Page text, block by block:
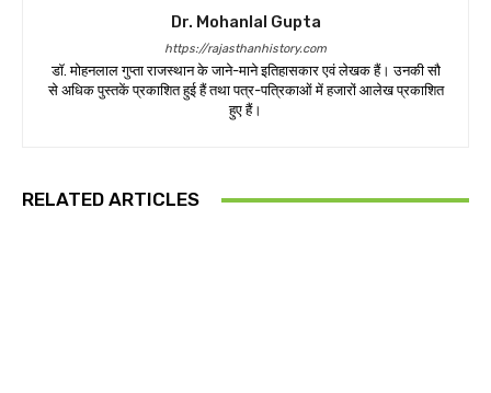
Dr. Mohanlal Gupta
https://rajasthanhistory.com
डॉ. मोहनलाल गुप्ता राजस्थान के जाने-माने इतिहासकार एवं लेखक हैं। उनकी सौ
से अधिक पुस्तकें प्रकाशित हुई हैं तथा पत्र-पत्रिकाओं में हजारों आलेख प्रकाशित
हुए हैं।
RELATED ARTICLES